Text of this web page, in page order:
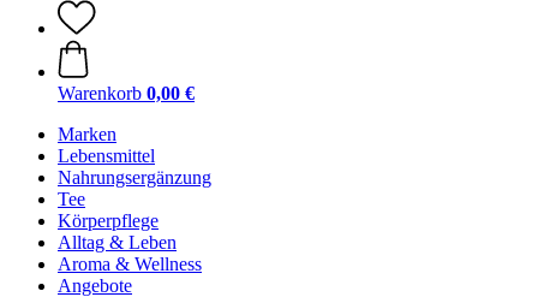
Warenkorb 0,00 €
Marken
Lebensmittel
Nahrungsergänzung
Tee
Körperpflege
Alltag & Leben
Aroma & Wellness
Angebote